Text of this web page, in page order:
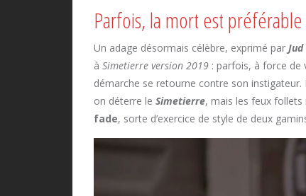
Parfois, la mort est préférable
Un adage désormais célèbre, exprimé par
à Simetierre version 2019 : parfois, à force de
démarche se retourne contre son instigateur.
on déterre le Simetierre, mais les feux
fade, sorte d’exercice de style de deux